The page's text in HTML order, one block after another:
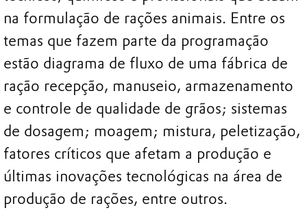
na formulação de rações animais. Entre os
temas que fazem parte da programação
estão diagrama de fluxo de uma fábrica de
ração recepção, manuseio, armazenamento
e controle de qualidade de grãos; sistemas
de dosagem; moagem; mistura, peletização,
fatores críticos que afetam a produção e
últimas inovações tecnológicas na área de
produção de rações, entre outros.